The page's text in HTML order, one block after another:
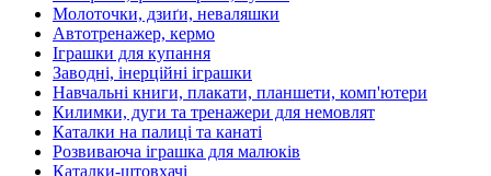
Молоточки, дзиґи, неваляшки
Автотренажер, кермо
Іграшки для купання
Заводні, інерційні іграшки
Навчальні книги, плакати, планшети, комп'ютери
Килимки, дуги та тренажери для немовлят
Каталки на палиці та канаті
Розвиваюча іграшка для малюків
Каталки-штовхачі